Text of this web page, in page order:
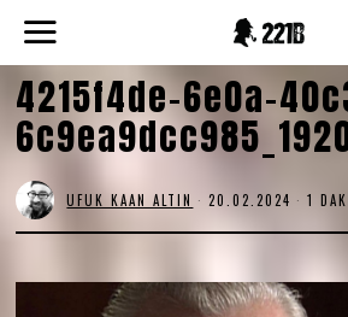
4215f4de-6e0a-
UFUK KAAN ALTIN 20.02.2024 1